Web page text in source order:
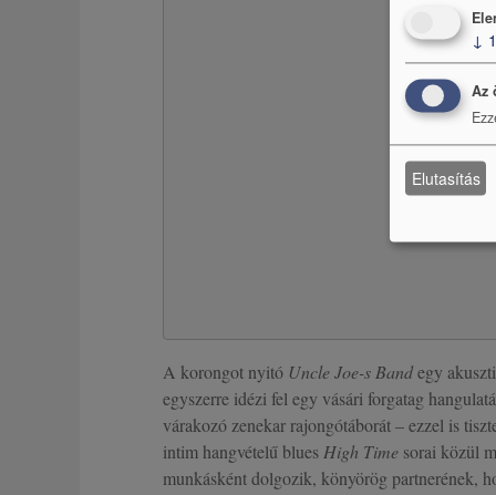
A korongot nyitó Uncle Joe-s Bandegy
egyszerre idézi fel egy vásári forgatag
várakozó zenekar rajongótáborát – ezzel is
intim hangvételű blues High Time sorai közül
munkásként dolgozik, könyörög partnerének,
↓ 1
Az
Elutasítás